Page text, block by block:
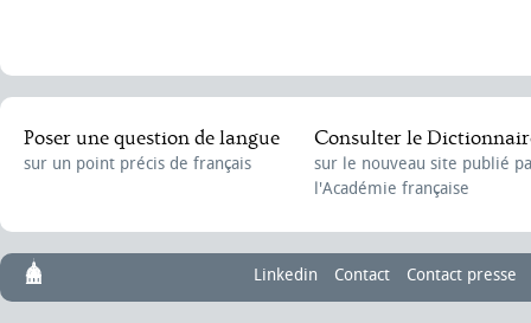
Poser une question de langue
sur un point précis de français
Consulter le
sur le nouveau site publié
l'Académie française
Linkedin Contact Contact presse